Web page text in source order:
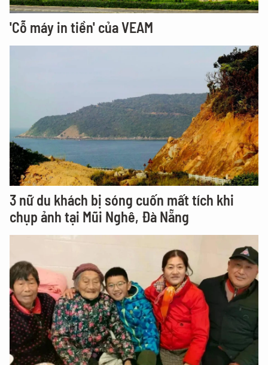
'Cỗ máy in tiền' của VEAM
3 nữ du khách bị sóng cuốn mất tích khi
chụp ảnh tại Mũi Nghê, Đà Nẵng